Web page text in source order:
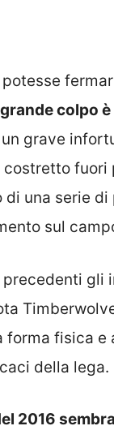
colpo
un grave
fuori
di una serie
sul
gli
fisica e
della lega.
2016